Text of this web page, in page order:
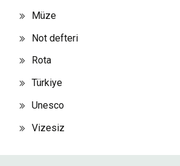
Müze
Not defteri
Rota
Türkiye
Unesco
Vizesiz